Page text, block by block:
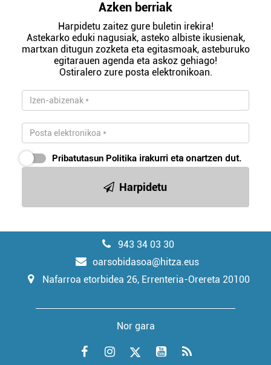
Azken berriak
Harpidetu zaitez gure buletin irekira!
Astekarko eduki nagusiak, asteko albiste ikusienak,
martxan ditugun zozketa eta egitasmoak, asteburuko
egitarauen agenda eta askoz gehiago!
Ostiralero zure posta elektronikoan.
Pribatutasun Politika irakurri eta onartzen dut.
Harpidetu
943 34 03 30
oarsobidasoa@hitza.eus
Nafarroa etorbidea 26, Errenteria-Orereta 20100
Nor gara